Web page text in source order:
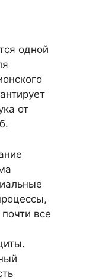
одной
от
все